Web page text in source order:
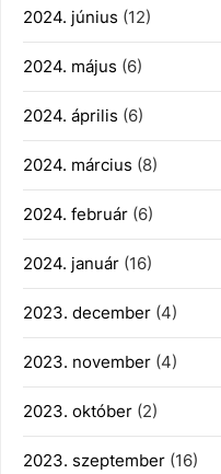
2024. június (12)
2024. május (6)
2024. április (6)
2024. március (8)
2024. február (6)
2024. január (16)
2023. december (4)
2023. november (4)
2023. október (2)
2023. szeptember (16)